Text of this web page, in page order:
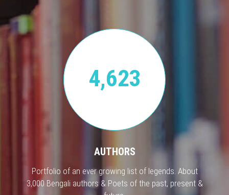
4,623
AUTHORS
Portfolio of an ever growing list of legends. About
3,000 Bengali authors & Poets of the past, present &